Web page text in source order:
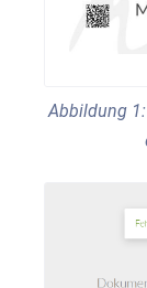
Abbildung